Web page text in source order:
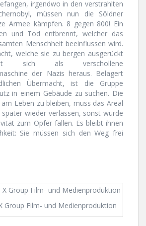
irgendwo in den verstrahlten
müssen nun die Söldner
Armee kämpfen. 8 gegen 800! Ein
und Tod entbrennt, welcher das
Menschheit beeinflussen wird.
welche sie zu bergen ausgerückt
sich als verschollene
der Nazis heraus. Belagert
Übermacht, ist die Gruppe
in einem Gebäude zu suchen. Die
Leben zu bleiben, muss das Areal
wieder verlassen, sonst würde
zum Opfer fallen. Es bleibt ihnen
Sie müssen sich den Weg frei
Group Film- und Medienproduktion